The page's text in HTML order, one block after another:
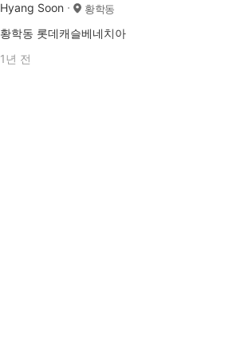
Hyang Soon 황학동
황학동 롯데캐슬베네치아
1년 전